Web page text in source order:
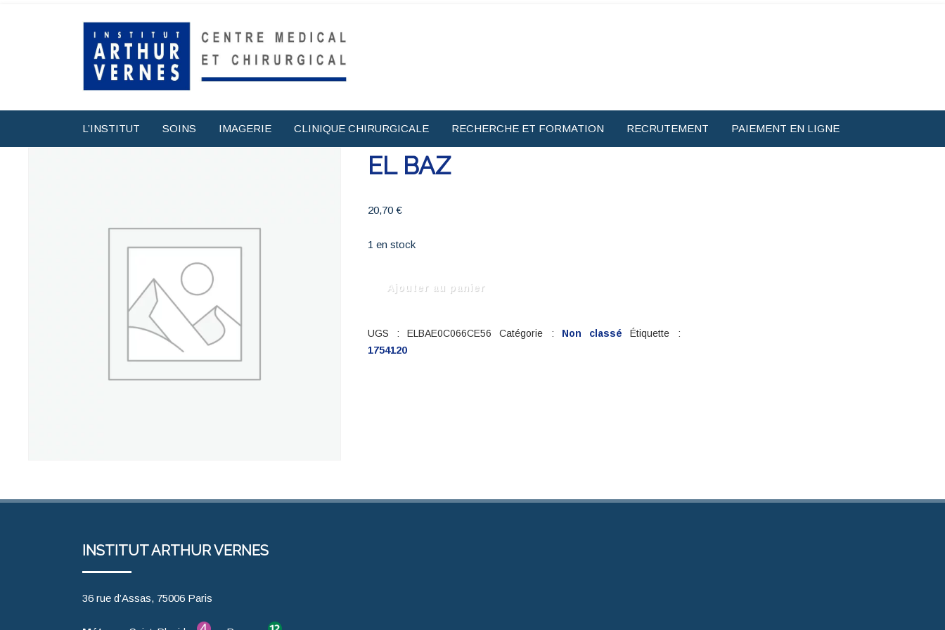
L’INSTITUT SOINS IMAGERIE CLINIQUE CHIRURGICALE RECHERCHE ET FORMATION RECRUTEMENT PAIEMENT EN LIGNE
EL BAZ
20,70 €
1 en stock
BAZ
Ajouter au panier
UGS :ELBAE0C066CE56 Catégorie : Non classé
Étiquette :
1754120
INSTITUT ARTHUR VERNES
36 rue d’Assas, 75006 Paris